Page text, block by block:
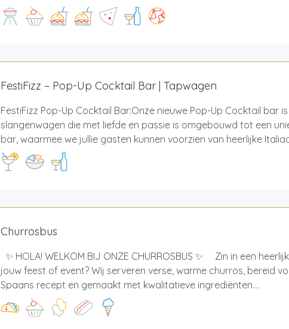
FestiFizz – Pop-Up Cocktail Bar | Tapwagen
FestiFizz Pop-Up Cocktail Bar:Onze nieuwe Pop-Up Cocktail bar
slangenwagen die met liefde en passie is omgebouwd tot een
bar, waarmee we jullie gasten kunnen voorzien van heerlijke
Churrosbus
✨ HOLA! WELKOM BIJ ONZE CHURROSBUS ✨ Zin in een
jouw feest of event? Wij serveren verse, warme churros, bereid
Spaans recept en gemaakt met kwalitatieve ingrediënten....